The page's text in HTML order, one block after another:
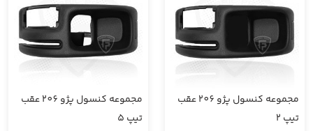
مجموعه کنسول پژو 206 عقب
تیپ 2
مجموعه کنسول پژو 206 عقب
تیپ 5